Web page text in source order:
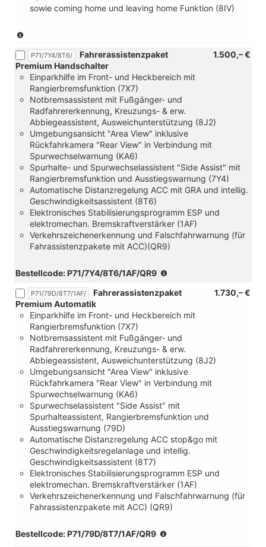
Paket)
sowie coming home und leaving home Funktion (8IV)
Verbindung
mit
[Z66]
Komfortpaket
2)
P71/7Y4/8T6/ 1.500,– €
Fahrerassistenzpaket
Premium Handschalter
Einparkhilfe im Front- und Heckbereich mit
Rangierbremsfunktion (7X7)
Notbremsassistent mit Fußgänger- und
Radfahrererkennung, Kreuzungs- & erw.
Abbiegeassistent, Ausweichunterstützung (8J2)
Umgebungsansicht "Area View" inklusive
Rückfahrkamera "Rear View" in Verbindung mit
Spurwechselwarnung (KA6)
Spurhalte- und Spurwechselassistent "Side Assist" mit
Rangierbremsfunktion und Ausstiegswarnung (7Y4)
Automatische Distanzregelung ACC mit GRA und intellig.
Geschwindigkeitsassistent (8T6)
Elektronisches Stabilisierungsprogramm ESP und
elektromechan. Bremskraftverstärker (1AF)
Verkehrszeichenerkennung und Falschfahrwarnung (für
Fahrassistenzpakete mit ACC)(QR9)
Bestellcode: P71/7Y4/8T6/1AF/QR9
Verbindung
[1ME/
oder
[1XA/6Q2]
Multifunktions-
Kunstlederlenkrad,
beheizbar)
P71/79D/8T7/1AF/ 1.730,– €
Fahrerassistenzpaket
Premium Automatik
Einparkhilfe im Front- und Heckbereich mit
Rangierbremsfunktion (7X7)
Notbremsassistent mit Fußgänger- und
Radfahrererkennung, Kreuzungs- & erw.
Abbiegeassistent, Ausweichunterstützung (8J2)
Umgebungsansicht "Area View" inklusive
Rückfahrkamera "Rear View" in Verbindung mit
Spurwechselwarnung (KA6)
Spurwechselassistent "Side Assist" mit
Spurhalteassistent, Rangierbremsfunktion und
Ausstiegswarnung (79D)
Automatische Distanzregelung ACC stop&go mit
Geschwindigkeitsregelanlage und intellig.
Geschwindigkeitsassistent (8T7)
Elektronisches Stabilisierungsprogramm ESP und
elektromechan. Bremskraftverstärker (1AF)
Verkehrszeichenerkennung und Falschfahrwarnung (für
Fahrassistenzpakete mit ACC) (QR9)
Bestellcode: P71/79D/8T7/1AF/QR9